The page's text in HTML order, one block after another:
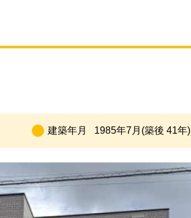
建築年月 1985年7月(築後 41年)